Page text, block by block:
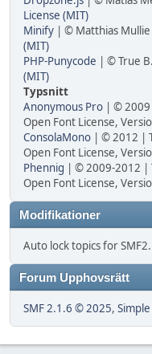
License (MIT)
Minify | © Matthias
(MIT)
PHP-Punycode | © True
(MIT)
Typsnitt
Anonymous Pro | © 2009
Open Font License,
ConsolaMono | © 2012 |
Open Font License,
Phennig | © 2009-2012 |
Open Font License,
Modifikationer
Auto lock topics for
Forum Upphovsrätt
SMF 2.1.6 © 2025,